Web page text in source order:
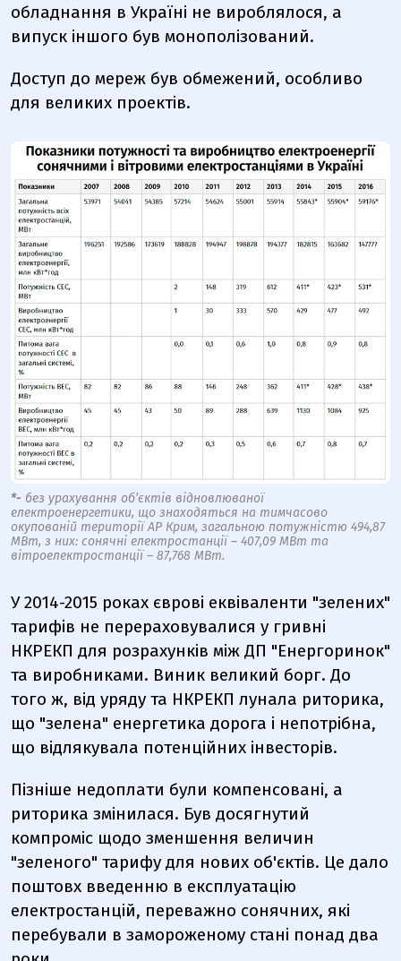
обладнання в Україні не вироблялося, а
випуск іншого був монополізований.
Доступ до мереж був обмежений, особливо
для великих проектів.
*- без урахування об’єктів відновлюваної
електроенергетики, що знаходяться на тимчасово
окупованій території АР Крим, загальною потужністю 494,87
МВт, з них: сонячні електростанції – 407,09 МВт та
вітроелектростанції – 87,768 МВт.
У 2014-2015 роках єврові еквіваленти "зелених"
тарифів не перераховувалися у гривні
НКРЕКП для розрахунків між ДП "Енергоринок"
та виробниками. Виник великий борг. До
того ж, від уряду та НКРЕКП лунала риторика,
що "зелена" енергетика дорога і непотрібна,
що відлякувала потенційних інвесторів.
Пізніше недоплати були компенсовані, а
риторика змінилася. Був досягнутий
компроміс щодо зменшення величин
"зеленого" тарифу для нових об'єктів. Це дало
поштовх введенню в експлуатацію
електростанцій, переважно сонячних, які
перебували в замороженому стані понад два